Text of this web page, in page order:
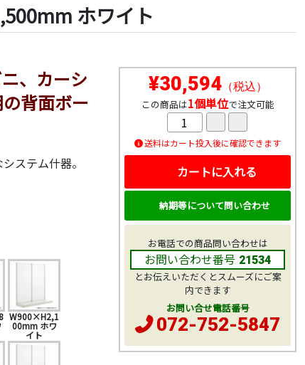
ホワイト
、カーシ
背面ボー
ステム什器。
W900×H2,1
00mm ホワ
イト
¥30,594（税込）
この商品は1個単位で注文可能
送料はカート投入後に確認できます
カートに入れる
納期等について問い合わせ
お電話での商品問い合わせは
お問い合わせ番号 21534
とお伝えいただくとスムーズにご案
内できます
お問い合せ電話番号
072-752-5847